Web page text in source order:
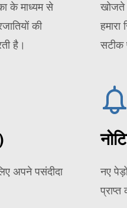
के माध्यम से
की
है।
खोजते
सटीक
अपने पसंदीदा
नए